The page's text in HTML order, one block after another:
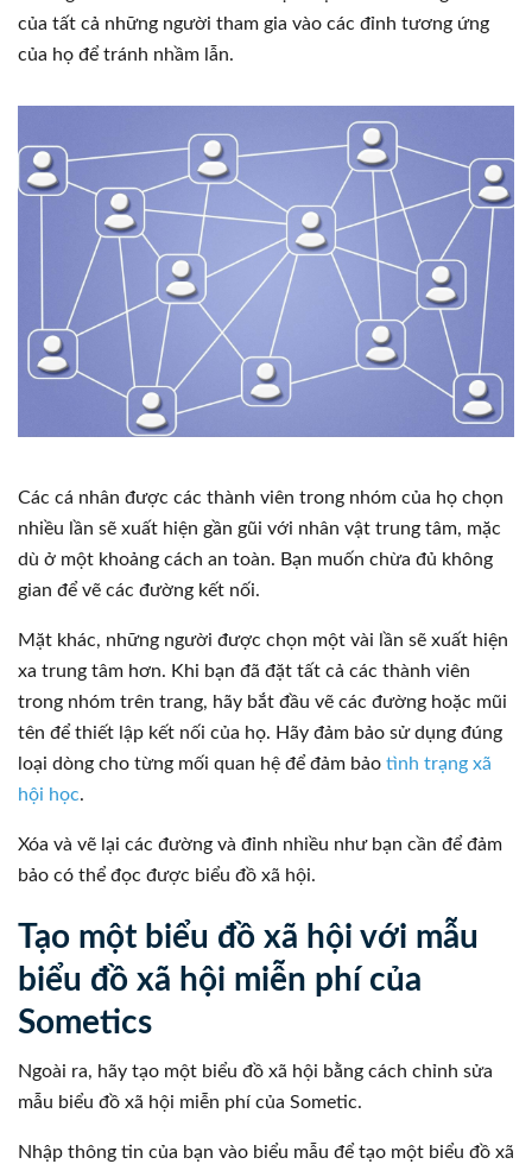
của tất cả những người tham gia vào các đỉnh tương ứng
của họ để tránh nhầm lẫn.
Các cá nhân được các thành viên trong nhóm của họ chọn
nhiều lần sẽ xuất hiện gần gũi với nhân vật trung tâm, mặc
dù ở một khoảng cách an toàn. Bạn muốn chừa đủ không
gian để vẽ các đường kết nối.
Mặt khác, những người được chọn một vài lần sẽ xuất hiện
xa trung tâm hơn. Khi bạn đã đặt tất cả các thành viên
trong nhóm trên trang, hãy bắt đầu vẽ các đường hoặc mũi
tên để thiết lập kết nối của họ. Hãy đảm bảo sử dụng đúng
loại dòng cho từng mối quan hệ để đảm bảo tình trạng xã
hội học.
Xóa và vẽ lại các đường và đỉnh nhiều như bạn cần để đảm
bảo có thể đọc được biểu đồ xã hội.
Tạo một biểu đồ xã hội với mẫu
biểu đồ xã hội miễn phí của
Sometics
Ngoài ra, hãy tạo một biểu đồ xã hội bằng cách chỉnh sửa
mẫu biểu đồ xã hội miễn phí của Sometic.
Nhập thông tin của bạn vào biểu mẫu để tạo một biểu đồ xã